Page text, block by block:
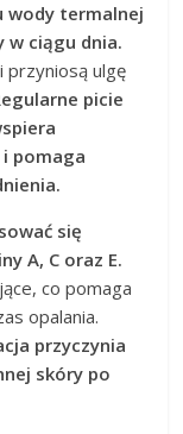
wody termalnej
w ciągu dnia.
przyniosą ulgę
picie
pomaga
się
A, C oraz E.
co pomaga
opalania.
przyczynia
skóry po